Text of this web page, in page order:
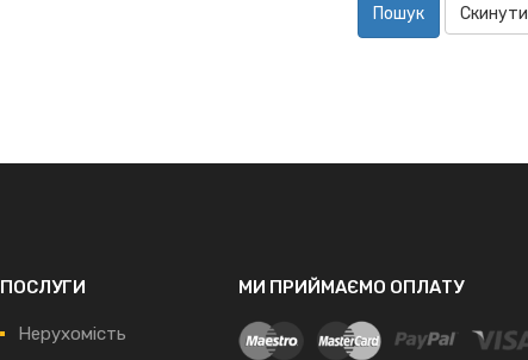
Пошук Скинути
ПОСЛУГИ
Нерухомість
МИ ПРИЙМАЄМО ОПЛАТУ